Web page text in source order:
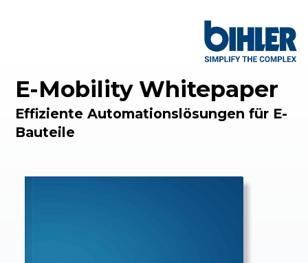
E-Mobility Whitepaper
Effiziente Automationslösungen für E-
Bauteile